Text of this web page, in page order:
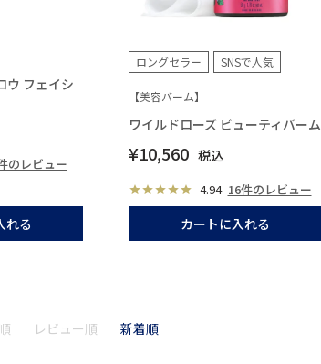
ウ フェイシ
のレビュー
れる
ロングセラー SNSで人気
【美容バーム】
ワイルドローズ ビューティバーム
¥10,560 税込
4.94 16件のレビュー
カートに入れる
レビュー順 新着順